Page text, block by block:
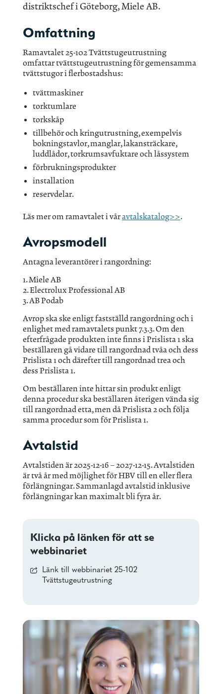
distriktschef i Göteborg, Miele AB.
Omfattning
Ramavtalet 25-102 Tvättstugeutrustning
omfattar tvättstugeutrustning för gemensamma
tvättstugor i flerbostadshus:
tvättmaskiner
torktumlare
torkskåp
tillbehör och kringutrustning, exempelvis
bokningstavlor, manglar, lakansträckare,
luddlådor, torkrumsavfuktare och låssystem
förbrukningsprodukter
installation
reservdelar.
Läs mer om ramavtalet i våravtalskatalog>>.
Avropsmodell
Antagna leverantörer i rangordning:
1. Miele AB
2. Electrolux Professional AB
3. AB Podab
Avrop ska ske enligt fastställd rangordning och i
enlighet med ramavtalets punkt 7.3.3. Om den
efterfrågade produkten inte finns i Prislista 1 ska
beställaren gå vidare till rangordnad tvåa och dess
Prislista 1 och därefter till rangordnad trea och
dess Prislista 1.
Om beställaren inte hittar sin produkt enligt
denna procedur ska beställaren återigen vända sig
till rangordnad etta, men då Prislista 2 och följa
samma procedur som för Prislista 1.
Avtalstid
Avtalstiden är 2025-12-16 – 2027-12-15. Avtalstiden
är två år med möjlighet för HBV till en eller flera
förlängningar. Sammanlagd avtalstid inklusive
förlängningar kan maximalt bli fyra år.
Klicka på länken för att se
webbinariet
Länk till webbinariet 25-102
Tvättstugeutrustning